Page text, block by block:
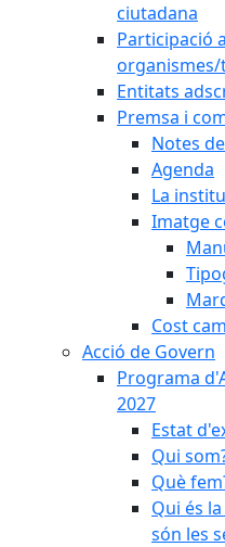
ciutadana
Participació
organismes/
Entitats
Premsa i
Notes
Agenda
La
Imatge
Cost
Acció de Govern
Programa
2027
Estat
Qui
Què
Qui és
són les